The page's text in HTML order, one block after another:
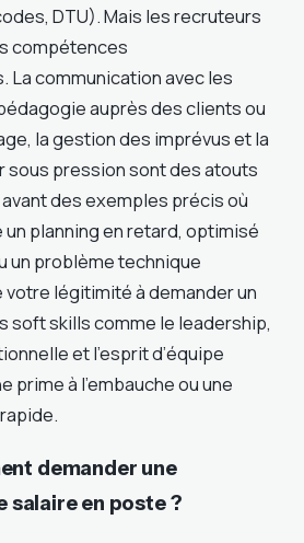
DTU). Mais les recruteurs
compétences
communication avec les
auprès des clients ou
la gestion des imprévus et la
sous pression sont des atouts
des exemples précis où
planning en retard, optimisé
un problème technique
légitimité à demander un
soft skills comme le leadership,
et l’esprit d’équipe
prime à l’embauche ou une
demander une
salaire en poste ?